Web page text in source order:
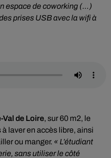
espace de coworking (…)
prises USB avec la wifi à
Val de Loire, sur 60 m2, le
laver en accès libre, ainsi
ou manger. « L’étudiant
sans utiliser le côté